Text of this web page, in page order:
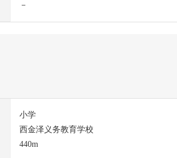
－
小学
西金泽义务教育学校
440m